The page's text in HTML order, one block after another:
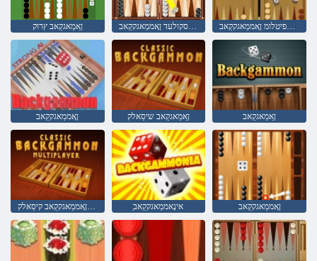
ןַאמַאגקַאב ץרוק ןַאשידַא עסקולעד ןָאממַאגקקַאב
ןָאממַאגקקַאב ןַאמַאגקַאב שיסַאלק ןַאמַאגקַאב
רעַיילּפיטלומ ןָאממַאגקקַאב קיסַאלק ַאינָאממַאגקקַאב ןָאממַאגקקַאב